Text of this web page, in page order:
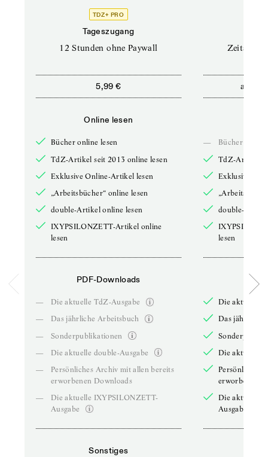
TDZ+ PRO
Tageszugang
12 Stunden ohne Paywall
5,99 €
Online lesen
Bücher online lesen
TdZ-Artikel seit 2013 online lesen
Exklusive Online-Artikel lesen
„Arbeitsbücher“ online lesen
double-Artikel online lesen
IXYPSILONZETT-Artikel online
lesen
PDF-Downloads
—
Die aktuelle TdZ-Ausgabe
—
Das jährliche Arbeitsbuch
—
Sonderpublikationen
—
Die aktuelle double-Ausgabe
—
Persönliches Archiv mit allen bereits
erworbenen Downloads
—
Die aktuelle IXYPSILONZETT-
Ausgabe
Sonstiges
ab
—
Bücher online
TdZ-Artikel
Exklusive
double-
lesen
Die aktuelle
Das jährliche
Die aktuelle
Persönliches
erworbenen
Die aktuelle
Ausgabe